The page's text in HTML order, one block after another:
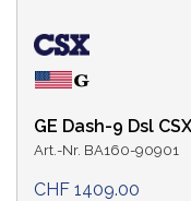
GE Dash-9 Dsl
Art.-Nr. BA160-90901
CHF 1409.00